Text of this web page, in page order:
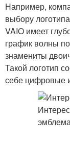
Например,
выбору
VAIO имеет
график волны
знамениты
Такой логотип
себе цифровые